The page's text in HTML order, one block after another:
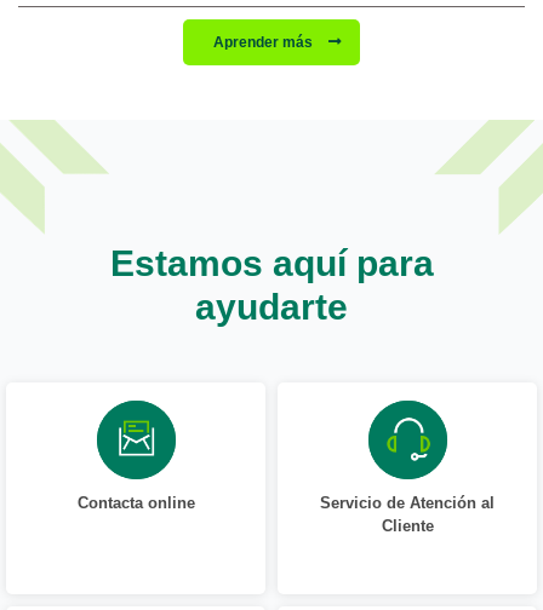
Aprender más
Estamos aquí para
ayudarte
Contacta online
Servicio de Atención al
Cliente